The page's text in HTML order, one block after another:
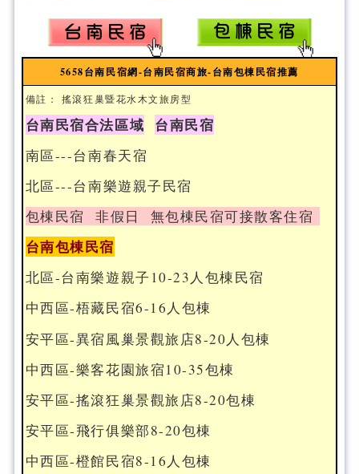
5658台南民宿網-台南民宿商旅-台南包棟民宿推薦
備註： 搖滾狂巢暨花水木文旅房型
台南民宿合法區域 台南民宿
南區---台南春天宿
北區---台南樂遊親子民宿
包棟民宿 非假日 無包棟民宿可接散客住宿
台南包棟民宿
北區-台南樂遊親子10-23人包棟民宿
中西區-梧藏民宿6-16人包棟
安平區-異宿風巢景觀旅店8-20人包棟
中西區-樂客花園旅宿10-35包棟
安平區-搖滾狂巢景觀旅店8-20包棟
安平區-飛行俱樂部8-20包棟
中西區-橙館民宿8-16人包棟